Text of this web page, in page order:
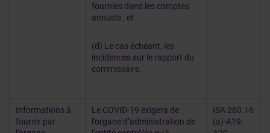
fournies dans les comptes
annuels ; et
(d) Le cas échéant, les
incidences sur le rapport du
commissaire.
Informations à
fournir par
Le COVID-19 exigera de
l'organe d’administration de
ISA 260.16
(a)-A19-